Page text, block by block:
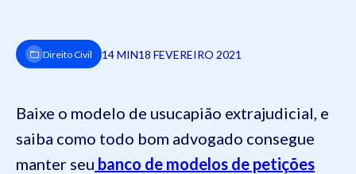
Direito Civil 14 MIN18 FEVEREIRO 2021
Baixe o modelo de usucapião extrajudicial, e
saiba como todo bom advogado consegue
manter seu banco de modelos de petições